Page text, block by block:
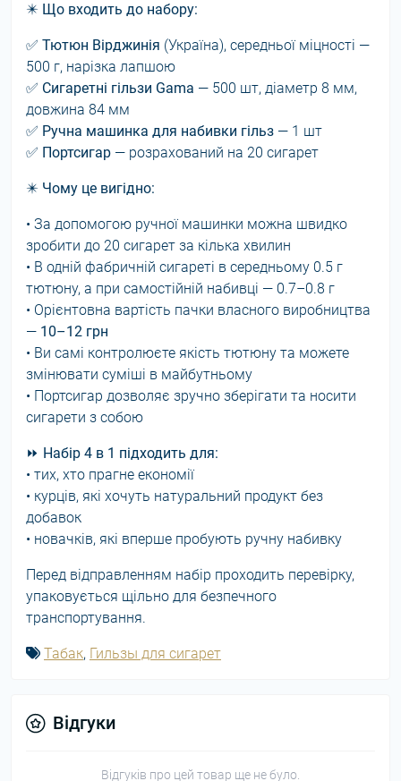
✴️ Що входить до набору:
✅ Тютюн Вірджинія (Україна), середньої міцності —
500 г, нарізка лапшою
✅ Сигаретні гільзи Gama — 500 шт, діаметр 8 мм,
довжина 84 мм
✅ Ручна машинка для набивки гільз — 1 шт
✅ Портсигар — розрахований на 20 сигарет
✴️ Чому це вигідно:
• За допомогою ручної машинки можна швидко
зробити до 20 сигарет за кілька хвилин
• В одній фабричній сигареті в середньому 0.5 г
тютюну, а при самостійній набивці — 0.7–0.8 г
• Орієнтовна вартість пачки власного виробництва
— 10–12 грн
• Ви самі контролюєте якість тютюну та можете
змінювати суміші в майбутньому
• Портсигар дозволяє зручно зберігати та носити
сигарети з собою
⏩ Набір 4 в 1 підходить для:
• тих, хто прагне економії
• курців, які хочуть натуральний продукт без
добавок
• новачків, які вперше пробують ручну набивку
Перед відправленням набір проходить перевірку,
упаковується щільно для безпечного
транспортування.
Табак, Гильзы для сигарет
Відгуки
Відгуків про цей товар ще не було.